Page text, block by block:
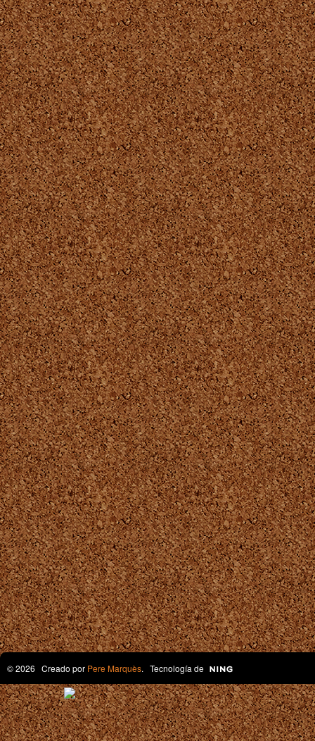
© 2026 Creado por Pere Marquès. Tecnología de